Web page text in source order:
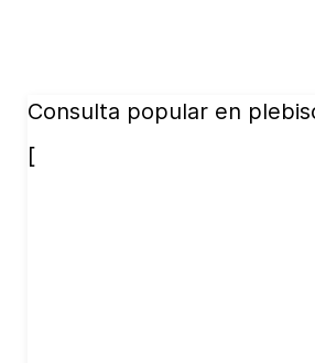
Consulta popular en
[